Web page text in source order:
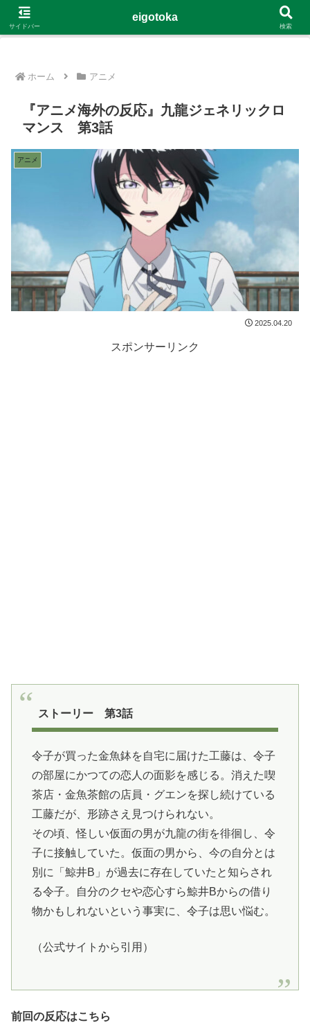
G-4Y8348WE8B
ホーム アニメ
『アニメ海外の反応』九龍ジェネリックロ
マンス 第3話
アニメ
2025.04.20
スポンサーリンク
ストーリー 第3話
令子が買った金魚鉢を自宅に届けた工藤は、令子
の部屋にかつての恋人の面影を感じる。消えた喫
茶店・金魚茶館の店員・グエンを探し続けている
工藤だが、形跡さえ見つけられない。
その頃、怪しい仮面の男が九龍の街を徘徊し、令
子に接触していた。仮面の男から、今の自分とは
別に「鯨井B」が過去に存在していたと知らされ
る令子。自分のクセや恋心すら鯨井Bからの借り
物かもしれないという事実に、令子は思い悩む。
（公式サイトから引用）
前回の反応はこちら
サイドバー
eigotoka
検索